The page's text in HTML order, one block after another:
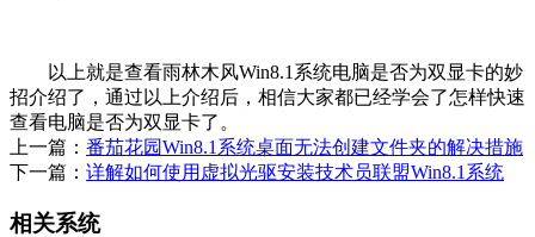
以上就是查看雨林木风Win8.1系统电脑是否为双显卡的妙
招介绍了，通过以上介绍后，相信大家都已经学会了怎样快速
查看电脑是否为双显卡了。
上一篇： 番茄花园Win8.1系统桌面无法创建文件夹的解决措施
下一篇： 详解如何使用虚拟光驱安装技术员联盟Win8.1系统
相关系统